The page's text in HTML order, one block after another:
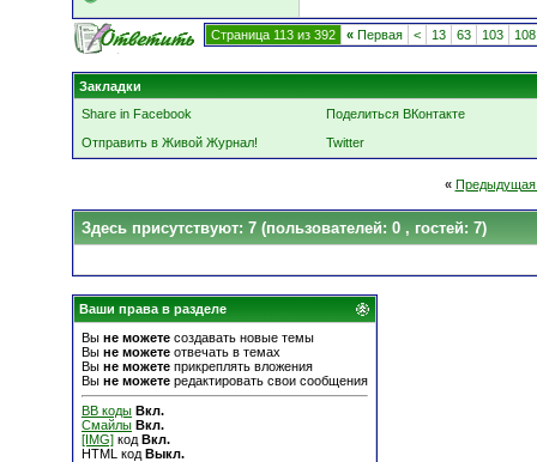
Страница 113 из 392 « Первая < 13 63 103 108
Закладки
Share in Facebook
Поделиться ВКонтакте
Отправить в Живой Журнал!
Twitter
« Предыдущая
Здесь присутствуют: 7 (пользователей: 0 , гостей: 7)
Ваши права в разделе
Вы не можете создавать новые темы
Вы не можете отвечать в темах
Вы не можете прикреплять вложения
Вы не можете редактировать свои сообщения
BB коды Вкл.
Смайлы Вкл.
[IMG] код Вкл.
HTML код Выкл.